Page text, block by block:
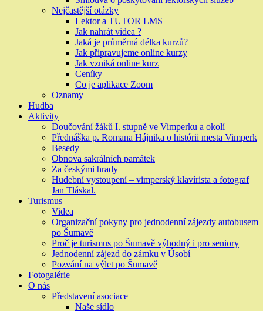
Nejčastější otázky
Lektor a TUTOR LMS
Jak nahrát videa ?
Jaká je průměrná délka kurzů?
Jak připravujeme online kurzy
Jak vzniká online kurz
Ceníky
Co je aplikace Zoom
Oznamy
Hudba
Aktivity
Doučování žáků I. stupně ve Vimperku a okolí
Přednáška p. Romana Hájnika o histórii mesta Vimperk
Besedy
Obnova sakrálních památek
Za českými hrady
Hudební vystoupení – vimperský klavírista a fotograf
Jan Tláskal.
Turismus
Videa
Organizační pokyny pro jednodenní zájezdy autobusem
po Šumavě
Proč je turismus po Šumavě výhodný i pro seniory
Jednodenní zájezd do zámku v Úsobí
Pozvání na výlet po Šumavě
Fotogalérie
O nás
Představení asociace
Naše sídlo